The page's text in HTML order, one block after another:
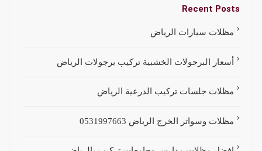
Recent Posts
مظلات سيارات الرياض
أسعار البرجولات الخشبية تركيب برجولات الرياض
مظلات جلسات تركيب الدرعية الرياض
مظلات وسواتر الخرج الرياض 0531997663